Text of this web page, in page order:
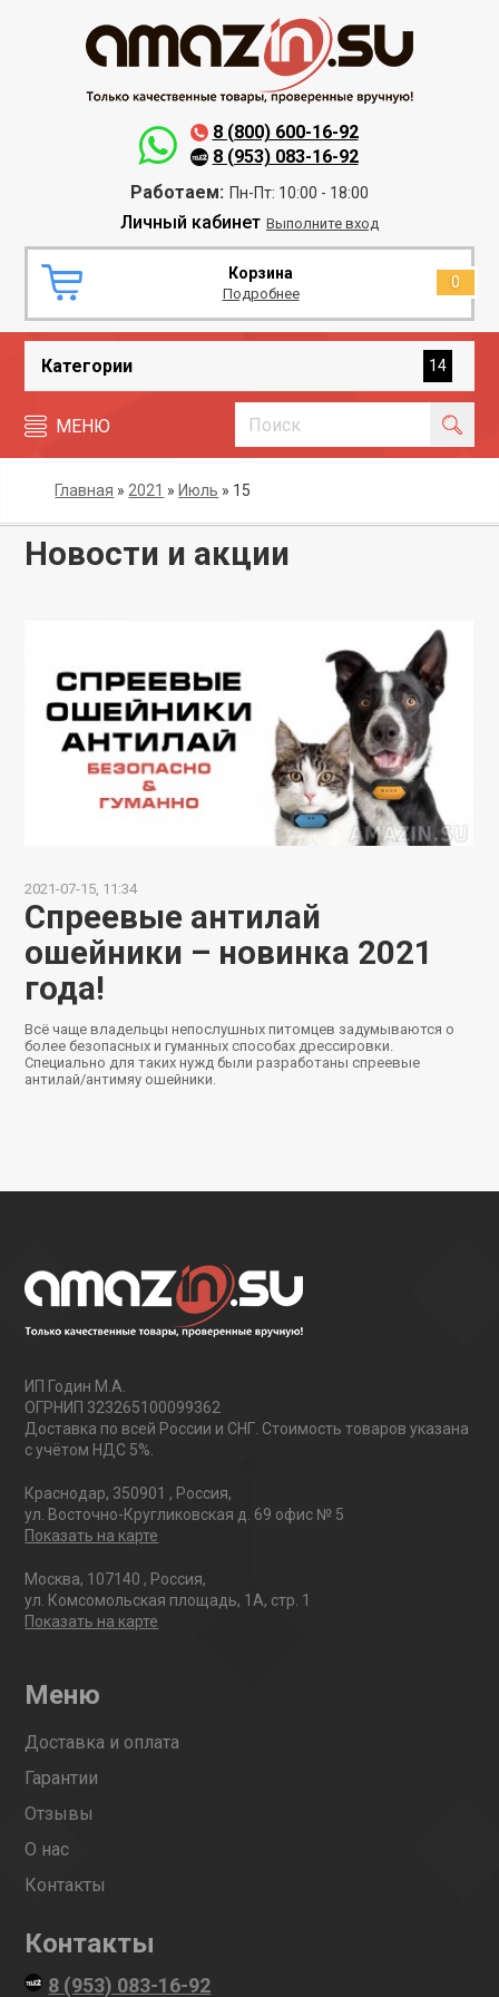
8 (800) 600-16-92
8 (953) 083-16-92
Работаем: Пн-Пт: 10:00 - 18:00
Личный кабинет Выполните вход
Корзина
Подробнее
0
Категории 14
МЕНЮ
Главная » 2021 » Июль » 15
Новости и акции
2021-07-15, 11:34
Спреевые антилай
ошейники – новинка 2021
года!
Всё чаще владельцы непослушных питомцев задумываются о
более безопасных и гуманных способах дрессировки.
Специально для таких нужд были разработаны спреевые
антилай/антимяу ошейники.
ИП Годин М.А.
ОГРНИП 323265100099362
Доставка по всей России и СНГ. Стоимость товаров указана
с учётом НДС 5%.
Краснодар, 350901 , Россия,
ул. Восточно-Кругликовская д. 69 офис № 5
Показать на карте
Москва, 107140 , Россия,
ул. Комсомольская площадь, 1А, стр. 1
Показать на карте
Меню
Доставка и оплата
Гарантии
Отзывы
О нас
Контакты
Контакты
8 (953) 083-16-92